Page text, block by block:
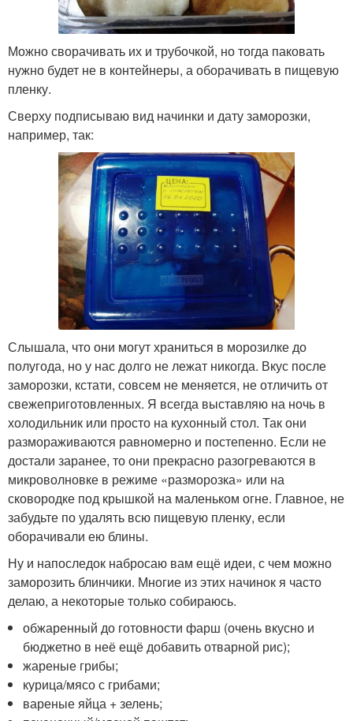
Можно сворачивать их и трубочкой, но тогда паковать
нужно будет не в контейнеры, а оборачивать в пищевую
пленку.
Сверху подписываю вид начинки и дату заморозки,
например, так:
Слышала, что они могут храниться в морозилке до
полугода, но у нас долго не лежат никогда. Вкус после
заморозки, кстати, совсем не меняется, не отличить от
свежеприготовленных. Я всегда выставляю на ночь в
холодильник или просто на кухонный стол. Так они
размораживаются равномерно и постепенно. Если не
достали заранее, то они прекрасно разогреваются в
микроволновке в режиме «разморозка» или на
сковородке под крышкой на маленьком огне. Главное, не
забудьте по удалять всю пищевую пленку, если
оборачивали ею блины.
Ну и напоследок набросаю вам ещё идеи, с чем можно
заморозить блинчики. Многие из этих начинок я часто
делаю, а некоторые только собираюсь.
обжаренный до готовности фарш (очень вкусно и
бюджетно в неё ещё добавить отварной рис);
жареные грибы;
курица/мясо с грибами;
вареные яйца + зелень;